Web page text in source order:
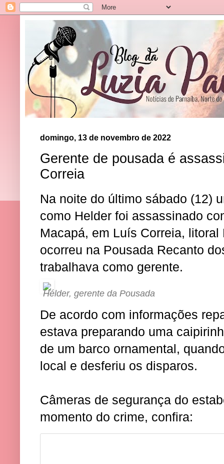
domingo, 13 de novembro de 2022
Gerente de pousada é
Correia
Na noite do último sábado (12)
como Helder foi assassinado
Macapá, em Luís Correia,
ocorreu na Pousada Recanto
trabalhava como gerente.
Hélder, gerente da Pousada
De acordo com informações
estava preparando uma
de um barco ornamental,
local e desferiu os disparos.
Câmeras de segurança do
momento do crime, confira: